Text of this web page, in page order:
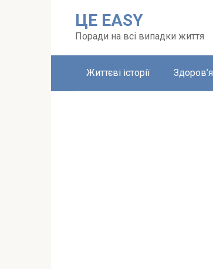
ЦЕ EASY
Поради на всі випадки життя
Життєві історії Здоров’я